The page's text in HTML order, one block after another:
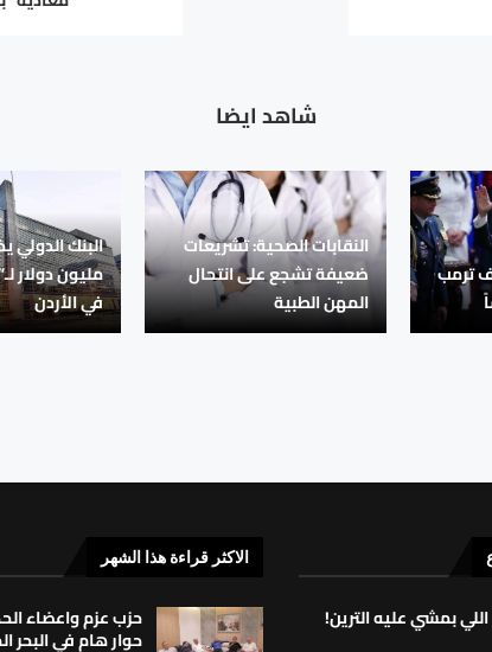
شاهد ايضا
مليون دولار
في الأردن
النقابات الصحية: تشريعات
ضعيفة تشجع على انتحال
المهن الطبية
ترمب
اللي بمشي عليه الترين!
الاكثر قراءة هذا الشهر
حزب عزم واعضاء
حوار هام في البحر